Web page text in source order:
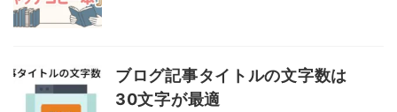
ブログ記事タイトルの文字数は
30文字が最適